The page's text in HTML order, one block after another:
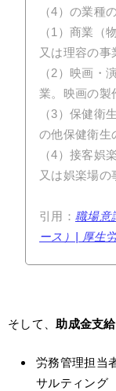
（4）の業種
（1）商業（
又は理容の事
（2）映画・
業。映画の製
（3）保健衛
の他保健衛生
（4）接客娯
又は娯楽場の
引用： 職場意
ース）| 厚生
そして、助成金支
労務管理担当
サルティング